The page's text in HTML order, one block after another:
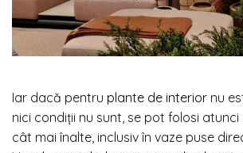
Iar dacă pentru plante de interior nu
nici condiții nu sunt, se pot folosi
cât mai înalte, inclusiv în vaze puse